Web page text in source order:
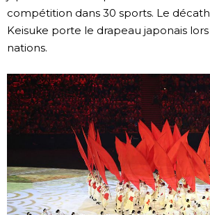
compétition dans 30 sports. Le
Keisuke porte le drapeau japonais
nations.